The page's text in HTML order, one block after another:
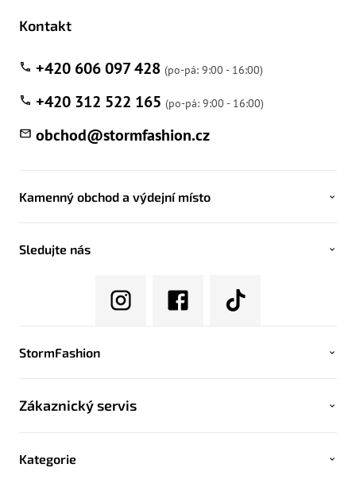
Kontakt
obchod@stormfashion.cz
+420 606 097 428
+420 312 522 165
Kamenný obchod a výdejní místo
Sledujte nás
StormFashion
Zákaznický servis
Kategorie